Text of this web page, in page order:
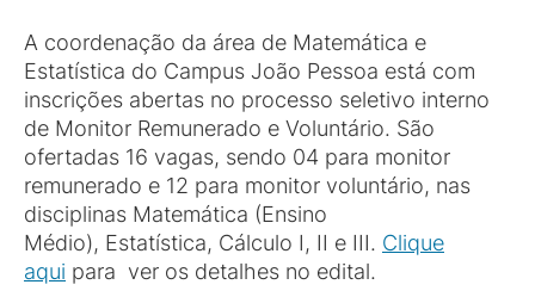
A coordenação da área de Matemática e
Estatística do Campus João Pessoa está com
inscrições abertas no processo seletivo interno
de Monitor Remunerado e Voluntário. São
ofertadas 16 vagas, sendo 04 para monitor
remunerado e 12 para monitor voluntário, nas
disciplinas Matemática (Ensino
Médio), Estatística, Cálculo I, II e III. Clique
aqui para ver os detalhes no edital.